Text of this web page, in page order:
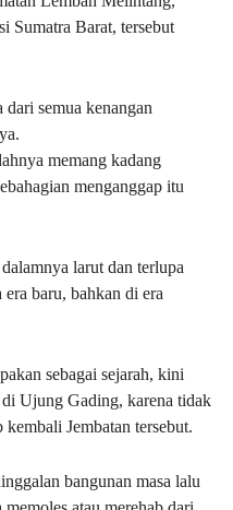
Sumatra Barat, tersebut
dari semua kenangan
memang kadang
menganggap itu
larut dan terlupa
baru, bahkan di era
sebagai sejarah, kini
Ujung Gading, karena tidak
Jembatan tersebut.
bangunan masa lalu